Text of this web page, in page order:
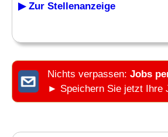
▶ Zur Stellenanzeige
Nichts verpassen: Jobs
► Speichern Sie jetzt Ihre